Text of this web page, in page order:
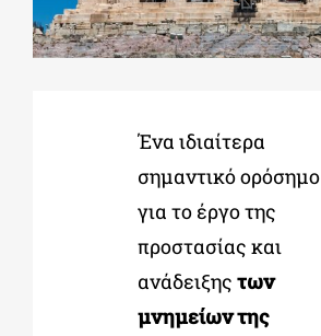
ΕΚΠΑΙΔΕΥΤΙΚΑ ΙΔΡΥΜΑΤΑ
ΠΟΛΙΤΙΣΤΙΚΟΙ ΦΟΡΕΙΣ
Ένα ιδιαίτερα
σημαντικό ορόσημο
για το έργο της
προστασίας και
ανάδειξης των
μνημείων της